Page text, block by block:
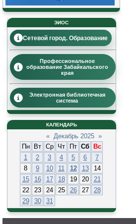
ЭИОС
Сетевой город. Образование
Профессиональное
образование Забайкальского
края
Электронная библиотечная
система
КАЛЕНДАРЬ
« Декабрь 2025 »
Пн
Вт Ср Чт Пт Сб
Вс
1
2 3 4 5 6
7
8
9 10 11 12 13
14
15
16 17 18 19 20
21
22
23 24 25 26 27
28
29
30 31